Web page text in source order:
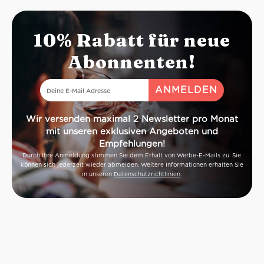
Bedeutung,
Nacht
fortgesetzt
Ergebnis einer
Rezepten und
10
10% Rabatt für neue
Abonnenten!
Wir versenden maximal 2 Newsletter pro Monat
mit unseren exklusiven Angeboten und
Empfehlungen!
Durch Ihre Anmeldung stimmen Sie dem Erhalt von Werbe-E-Mails zu. Sie
können sich jederzeit wieder abmelden. Weitere Informationen erhalten Sie
in unseren Datenschutzrichtlinien.